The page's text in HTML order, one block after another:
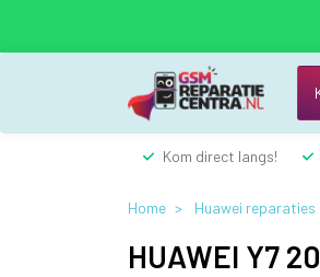
naar
Kom direct langs!
Home Huawei reparaties
HUAWEI Y7